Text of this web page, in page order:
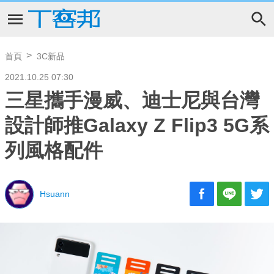
首頁 3C新品
2021.10.25 07:30
三星攜手漫威、迪士尼與台灣
設計師推Galaxy Z Flip3 5G系
列風格配件
Hsuann